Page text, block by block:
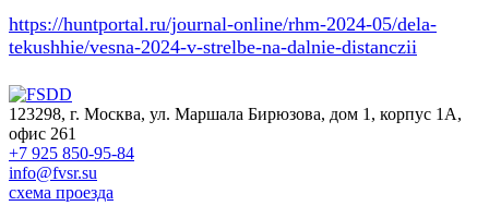
https://huntportal.ru/journal-online/rhm-2024-05/dela-
tekushhie/vesna-2024-v-strelbe-na-dalnie-distanczii
123298, г. Москва, ул. Маршала Бирюзова, дом 1, корпус 1А,
офис 261
+7 925 850-95-84
info@fvsr.su
схема проезда